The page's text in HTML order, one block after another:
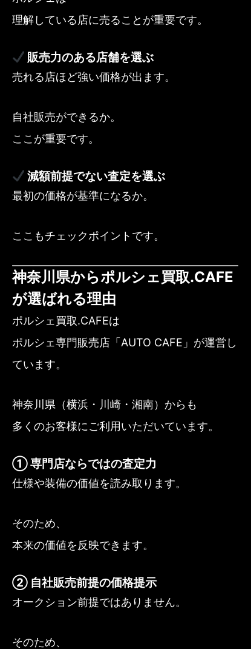
理解している店に売ることが重要です。
販売力のある店舗を選ぶ
売れる店ほど強い価格が出ます。
自社販売ができるか。
ここが重要です。
減額前提でない査定を選ぶ
最初の価格が基準になるか。
ここもチェックポイントです。
神奈川県からポルシェ買取.CAFE
が選ばれる理由
ポルシェ買取.CAFEは
ポルシェ専門販売店「AUTO CAFE」が運営し
ています。
神奈川県（横浜・川崎・湘南）からも
多くのお客様にご利用いただいています。
① 専門店ならではの査定力
仕様や装備の価値を読み取ります。
そのため、
本来の価値を反映できます。
② 自社販売前提の価格提示
オークション前提ではありません。
そのため、